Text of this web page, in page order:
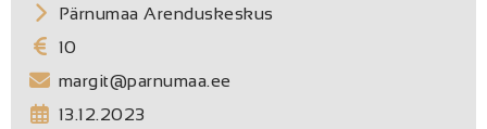
Pärnumaa Arenduskeskus
10
margit@parnumaa.ee
13.12.2023